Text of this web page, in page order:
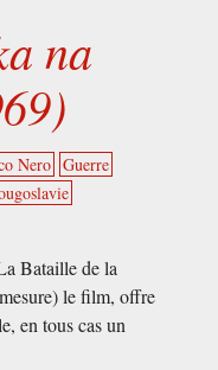
na
Nero Guerre
Bataille de la
le film, offre
en tous cas un